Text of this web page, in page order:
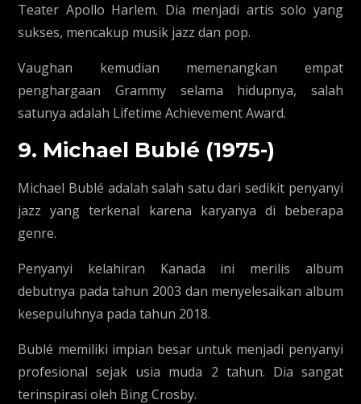
Teater Apollo Harlem. Dia menjadi artis solo yang
sukses, mencakup musik jazz dan pop.
Vaughan kemudian memenangkan empat
penghargaan Grammy selama hidupnya, salah
satunya adalah Lifetime Achievement Award.
9. Michael Bublé (1975-)
Michael Bublé adalah salah satu dari sedikit penyanyi
jazz yang terkenal karena karyanya di beberapa
genre.
Penyanyi kelahiran Kanada ini merilis album
debutnya pada tahun 2003 dan menyelesaikan album
kesepuluhnya pada tahun 2018.
Bublé memiliki impian besar untuk menjadi penyanyi
profesional sejak usia muda 2 tahun. Dia sangat
terinspirasi oleh Bing Crosby.